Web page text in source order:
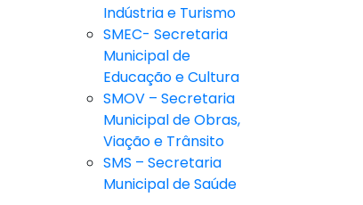
Indústria e Turismo
SMEC- Secretaria
Municipal de
Educação e Cultura
SMOV – Secretaria
Municipal de Obras,
Viação e Trânsito
SMS – Secretaria
Municipal de Saúde